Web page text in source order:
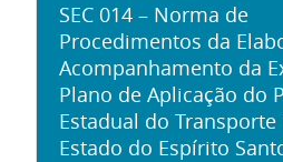
SEC 014 – Norma de
Procedimentos da
Acompanhamento da
Plano de Aplicação do
Estadual do Transporte
Estado do Espírito